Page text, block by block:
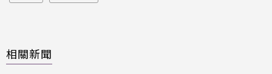
相關新聞